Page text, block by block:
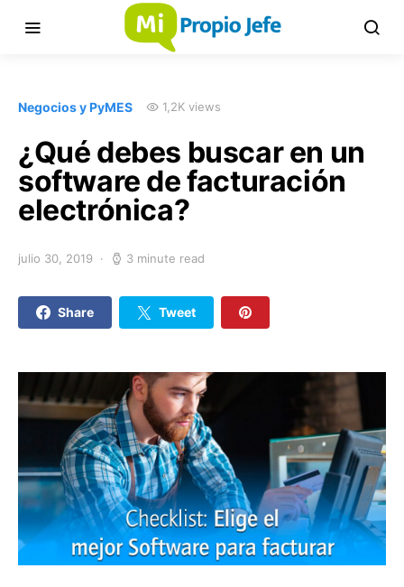
Negocios y PyMES 1,2K views
¿Qué debes buscar en un
software de facturación
electrónica?
julio 30, 2019 3 minute read
Share Tweet